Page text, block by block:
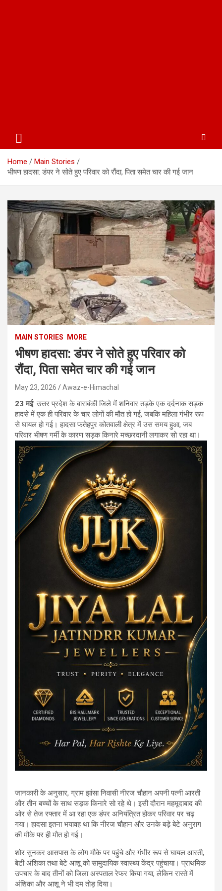
Home
Main Stories
भीषण हादसा: डंपर ने सोते हुए परिवार को रौंदा, पिता समेत चार की गई जान
MAIN STORIES MORE
भीषण हादसा: डंपर ने सोते हुए परिवार को
रौंदा, पिता समेत चार की गई जान
May 23, 2026 Awaz-e-Himachal
23 मई: उत्तर प्रदेश के बाराबंकी जिले में शनिवार तड़के एक दर्दनाक सड़क
हादसे में एक ही परिवार के चार लोगों की मौत हो गई, जबकि महिला गंभीर रूप
से घायल हो गई। हादसा फतेहपुर कोतवाली क्षेत्र में उस समय हुआ, जब
परिवार भीषण गर्मी के कारण सड़क किनारे मच्छरदानी लगाकर सो रहा था।
जानकारी के अनुसार, ग्राम झांसा निवासी नीरज चौहान अपनी पत्नी आरती
और तीन बच्चों के साथ सड़क किनारे सो रहे थे। इसी दौरान महमूदाबाद की
ओर से तेज रफ्तार में आ रहा एक डंपर अनियंत्रित होकर परिवार पर चढ़
गया। हादसा इतना भयावह था कि नीरज चौहान और उनके बड़े बेटे अनुराग
की मौके पर ही मौत हो गई।
शोर सुनकर आसपास के लोग मौके पर पहुंचे और गंभीर रूप से घायल आरती,
बेटी अंशिका तथा बेटे आशू को सामुदायिक स्वास्थ्य केंद्र पहुंचाया। प्राथमिक
उपचार के बाद तीनों को जिला अस्पताल रेफर किया गया, लेकिन रास्ते में
अंशिका और आशू ने भी दम तोड़ दिया।